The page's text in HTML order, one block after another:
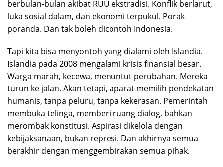
berbulan-bulan akibat RUU ekstradisi. Konflik berlarut,
luka sosial dalam, dan ekonomi terpukul. Porak
poranda. Dan tak boleh dicontoh Indonesia.
Tapi kita bisa menyontoh yang dialami oleh Islandia.
Islandia pada 2008 mengalami krisis finansial besar.
Warga marah, kecewa, menuntut perubahan. Mereka
turun ke jalan. Akan tetapi, aparat memilih pendekatan
humanis, tanpa peluru, tanpa kekerasan. Pemerintah
membuka telinga, memberi ruang dialog, bahkan
merombak konstitusi. Aspirasi dikelola dengan
kebijaksanaan, bukan represi. Dan akhirnya semua
berakhir dengan menggembirakan semua pihak.